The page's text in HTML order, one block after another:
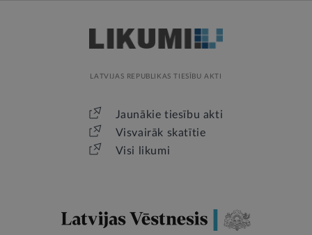
LATVIJAS REPUBLIKAS TIESĪBU AKTI
Jaunākie tiesību akti
Visvairāk skatītie
Visi likumi